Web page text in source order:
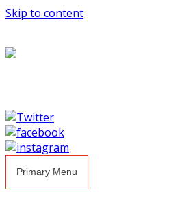
Skip to content
Primary Menu